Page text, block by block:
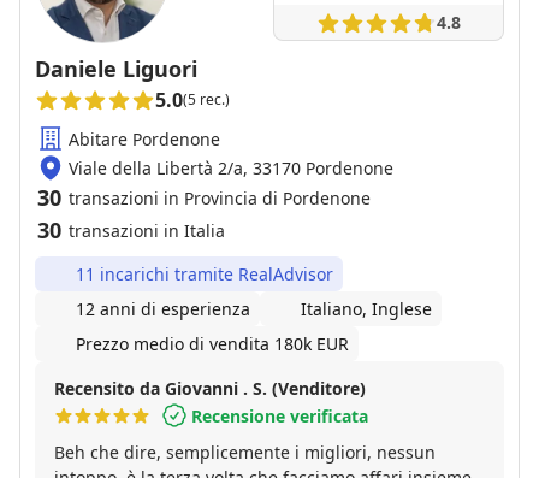
4.8
Daniele Liguori
5.0(5 rec.)
Abitare Pordenone
Viale della Libertà 2/a, 33170 Pordenone
30 transazioni in Provincia di Pordenone
30 transazioni in Italia
11 incarichi tramite RealAdvisor
12 anni di esperienza
Italiano, Inglese
Prezzo medio di vendita 180k EUR
Recensito da Giovanni . S. (Venditore)
Recensione verificata
Beh che dire, semplicemente i migliori, nessun